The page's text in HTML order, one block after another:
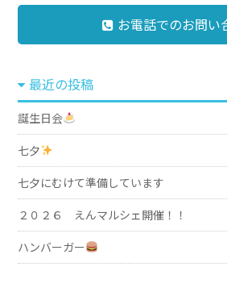
お電話でのお問い
最近の投稿
誕生日会
七夕
七夕にむけて準備しています
２０２６ えんマルシェ開催！！
ハンバーガー